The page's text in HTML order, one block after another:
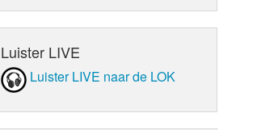
Luister LIVE
Luister LIVE naar de LOK